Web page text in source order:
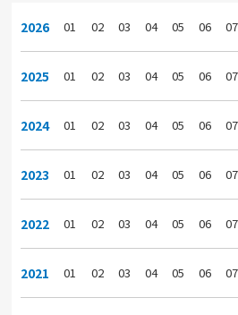
2026 01 02 03 04 05 06 07
2025 01 02 03 04 05 06 07
2024 01 02 03 04 05 06 07
2023 01 02 03 04 05 06 07
2022 01 02 03 04 05 06 07
2021 01 02 03 04 05 06 07